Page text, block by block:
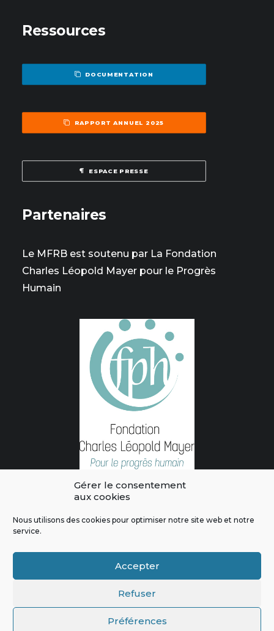
Gérer le consentement
aux cookies
Nous utilisons des cookies pour optimiser notre site web et notre
service.
Accepter
Refuser
Préférences
Ressources
DOCUMENTATION
RAPPORT ANNUEL 2025
ESPACE PRESSE
Partenaires
Le MFRB est soutenu par La Fondation
Charles Léopold Mayer pour le Progrès
Humain
L'intégralité des contenus de ce site sont publiés sous licence
|Politique de confidentialité